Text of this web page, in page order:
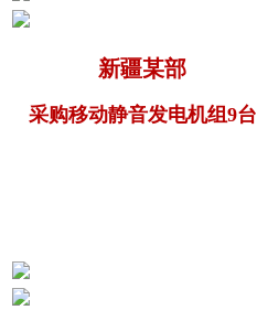
新疆某部
采购移动静音发电机组9台